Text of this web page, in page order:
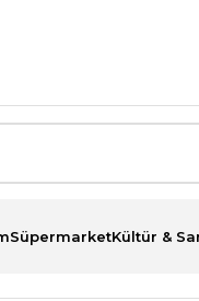
3 Taksit İmkanı
SüpermarketKültür &